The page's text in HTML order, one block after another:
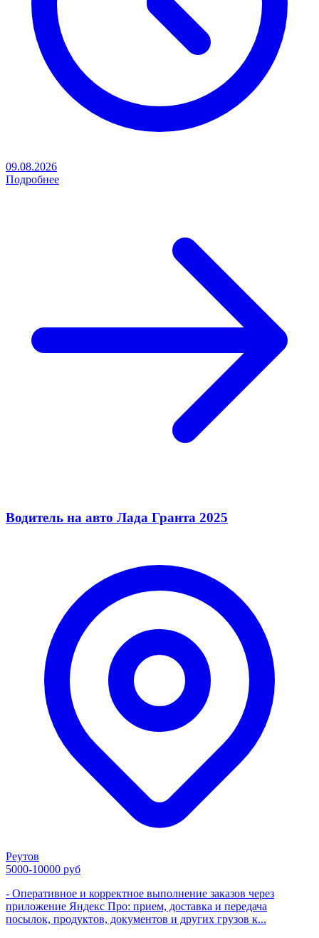
09.08.2026
Подробнее
Водитель на авто Лада Гранта 2025
Реутов
5000-10000 руб
- Оперативное и корректное выполнение заказов через
приложение Яндекс Про: прием, доставка и передача
посылок, продуктов, документов и других грузов к...